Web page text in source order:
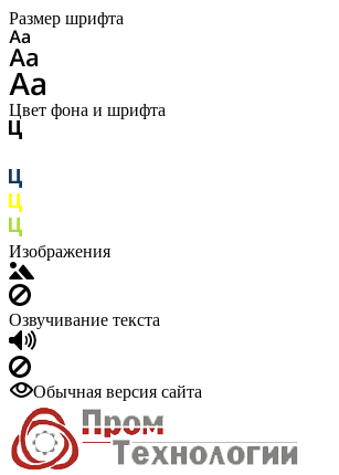
Размер шрифта
Цвет фона и шрифта
Изображения
Озвучивание текста
Обычная версия сайта